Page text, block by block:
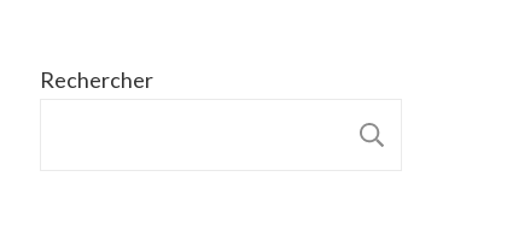
Rechercher